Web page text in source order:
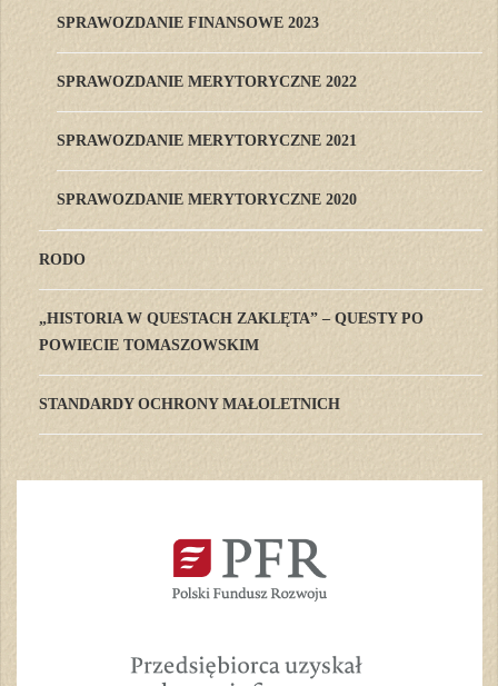
SPRAWOZDANIE FINANSOWE 2023
SPRAWOZDANIE MERYTORYCZNE 2022
SPRAWOZDANIE MERYTORYCZNE 2021
SPRAWOZDANIE MERYTORYCZNE 2020
RODO
„HISTORIA W QUESTACH ZAKLĘTA” – QUESTY PO
POWIECIE TOMASZOWSKIM
STANDARDY OCHRONY MAŁOLETNICH